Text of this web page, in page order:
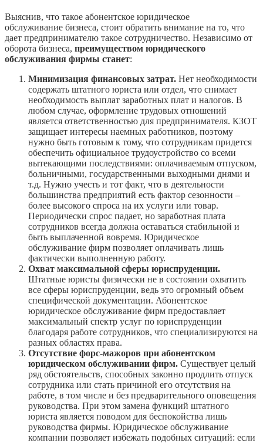
Выяснив, что такое абонентское юридическое
обслуживание бизнеса, стоит обратить внимание на то, что
дает предпринимателю такое сотрудничество. Независимо от
оборота бизнеса, преимуществом юридического
обслуживания фирмы станет:
Минимизация финансовых затрат. Нет необходимости
содержать штатного юриста или отдел, что снимает
необходимость выплат заработных плат и налогов. В
любом случае, оформление трудовых отношений
является ответственностью для предпринимателя. КЗОТ
защищает интересы наемных работников, поэтому
нужно быть готовым к тому, что сотрудникам придется
обеспечить официальное трудоустройство со всеми
вытекающими последствиями: оплачиваемым отпуском,
больничными, государственными выходными днями и
т.д. Нужно учесть и тот факт, что в деятельности
большинства предприятий есть фактор сезонности –
более высокого спроса на их услуги или товар.
Периодически спрос падает, но заработная плата
сотрудников всегда должна оставаться стабильной и
быть выплаченной вовремя. Юридическое
обслуживание фирм позволяет оплачивать лишь
фактически выполненную работу.
Охват максимальной сферы юриспруденции.
Штатные юристы физически не в состоянии охватить
все сферы юриспруденции, ведь это огромный объем
специфической документации. Абонентское
юридическое обслуживание фирм предоставляет
максимальный спектр услуг по юриспруденции
благодаря работе сотрудников, что специализируются на
разных областях права.
Отсутствие форс-мажоров при абонентском
юридическом обслуживании фирм. Существует целый
ряд обстоятельств, способных законно продлить отпуск
сотрудника или стать причиной его отсутствия на
работе, в том числе и без предварительного оповещения
руководства. При этом замена функций штатного
юриста является поводом для беспокойства лишь
руководства фирмы. Юридическое обслуживание
компании позволяет избежать подобных ситуаций: если